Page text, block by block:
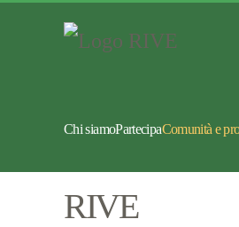
Chi siamoPartecipaComunità e
RIVE